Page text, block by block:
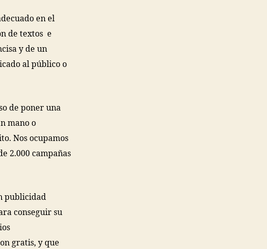
en el
de textos e
y de un
al público o
de poner una
mano o
Nos ocupamos
2.000 campañas
publicidad
conseguir su
gratis, y que